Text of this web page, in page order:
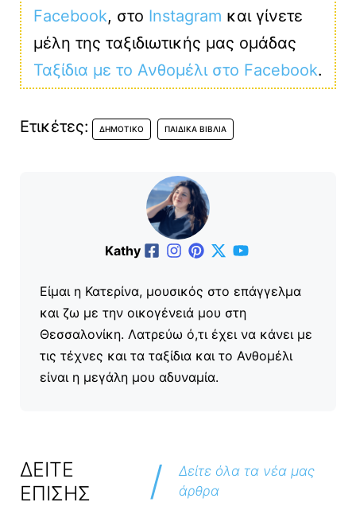
Facebook, στο Instagram και γίνετε
μέλη της ταξιδιωτικής μας ομάδας
Ταξίδια με το Ανθομέλι στο Facebook.
Ετικέτες: ΔΗΜΟΤΙΚΌ ΠΑΙΔΙΚΆ ΒΙΒΛΊΑ
Kathy
Είμαι η Κατερίνα, μουσικός στο επάγγελμα
και ζω με την οικογένειά μου στη
Θεσσαλονίκη. Λατρεύω ό,τι έχει να κάνει με
τις τέχνες και τα ταξίδια και το Ανθομέλι
είναι η μεγάλη μου αδυναμία.
ΔΕΙΤΕ
ΕΠΙΣΗΣ
/
Δείτε όλα τα νέα μας
άρθρα